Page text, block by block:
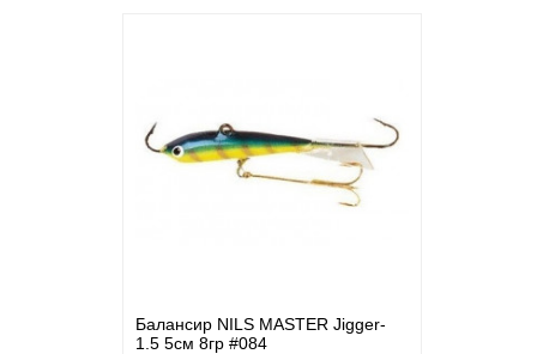
Балансир NILS MASTER Jigger-
1.5 5см 8гр #084